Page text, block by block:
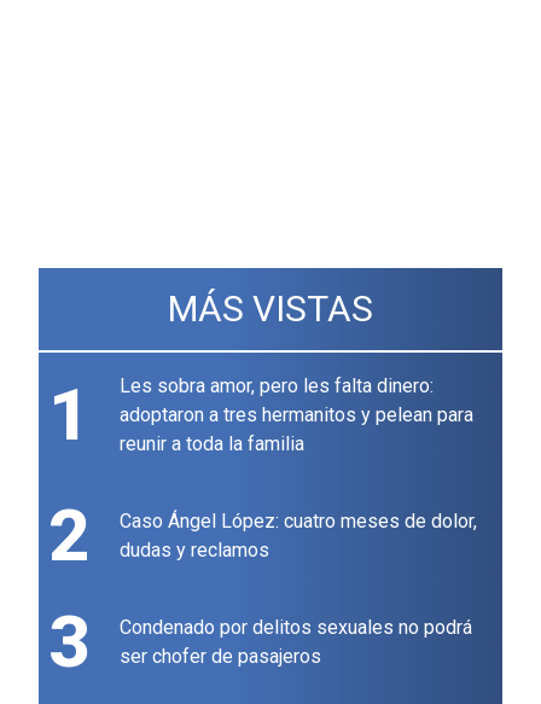
MÁS VISTAS
1
Les sobra amor, pero les falta dinero:
adoptaron a tres hermanitos y pelean para
reunir a toda la familia
2
Caso Ángel López: cuatro meses de dolor,
dudas y reclamos
3
Condenado por delitos sexuales no podrá
ser chofer de pasajeros